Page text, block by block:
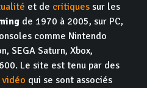
et de critiques sur les
de 1970 à 2005, sur PC,
comme Nintendo
SEGA Saturn, Xbox,
Le site est tenu par des
vidéo qui se sont associés